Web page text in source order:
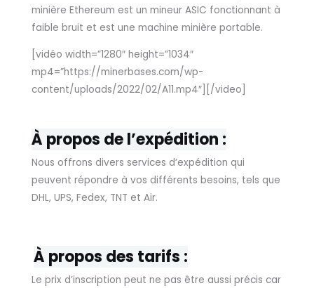
minière Ethereum est un mineur ASIC fonctionnant à
faible bruit et est une machine minière portable.
[vidéo width=”1280″ height=”1034″
mp4=”https://minerbases.com/wp-
content/uploads/2022/02/A11.mp4″][/video]
À propos de l’expédition :
Nous offrons divers services d’expédition qui
peuvent répondre à vos différents besoins, tels que
DHL, UPS, Fedex, TNT et Air.
À propos des tarifs :
Le prix d’inscription peut ne pas être aussi précis car